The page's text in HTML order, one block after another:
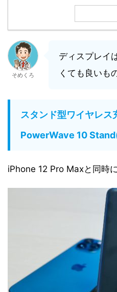
そめくろ
ディスプレイ
くても良いも
スタンド型ワイヤレ
PowerWave 10
iPhone 12 Pro Maxと同時